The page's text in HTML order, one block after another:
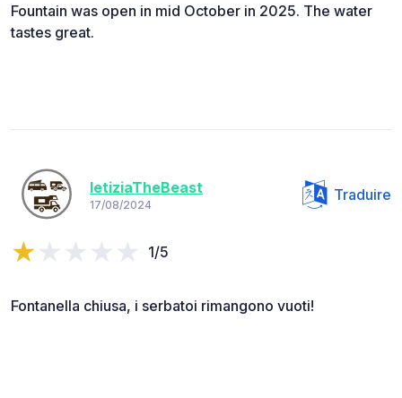
Fountain was open in mid October in 2025. The water
tastes great.
letiziaTheBeast
17/08/2024
Traduire
1/5
Fontanella chiusa, i serbatoi rimangono vuoti!